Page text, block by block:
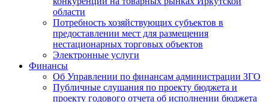
области
Потребность хозяйствующих субъектов в
предоставлении мест для размещения
нестационарных торговых объектов
Электронные услуги
Финансы
Об Управлении по финансам администрации ЗГО
Публичные слушания по проекту бюджета и
проекту годового отчета об исполнении бюджета